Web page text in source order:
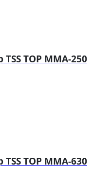
TOP MMA-250
TOP MMA-630